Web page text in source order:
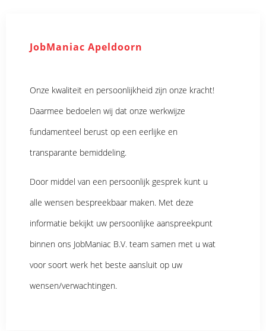
JobManiac Apeldoorn
Onze kwaliteit en persoonlijkheid zijn onze kracht!
Daarmee bedoelen wij dat onze werkwijze
fundamenteel berust op een eerlijke en
transparante bemiddeling.
Door middel van een persoonlijk gesprek kunt u
alle wensen bespreekbaar maken. Met deze
informatie bekijkt uw persoonlijke aanspreekpunt
binnen ons JobManiac B.V. team samen met u wat
voor soort werk het beste aansluit op uw
wensen/verwachtingen.